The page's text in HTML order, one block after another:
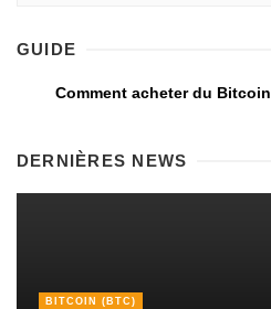
GUIDE
Comment acheter du Bitcoin
DERNIÈRES NEWS
BITCOIN (BTC)